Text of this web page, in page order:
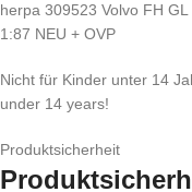
herpa 309523 Volvo FH
1:87 NEU + OVP
Nicht für Kinder unter 14
under 14 years!
Produktsicherheit